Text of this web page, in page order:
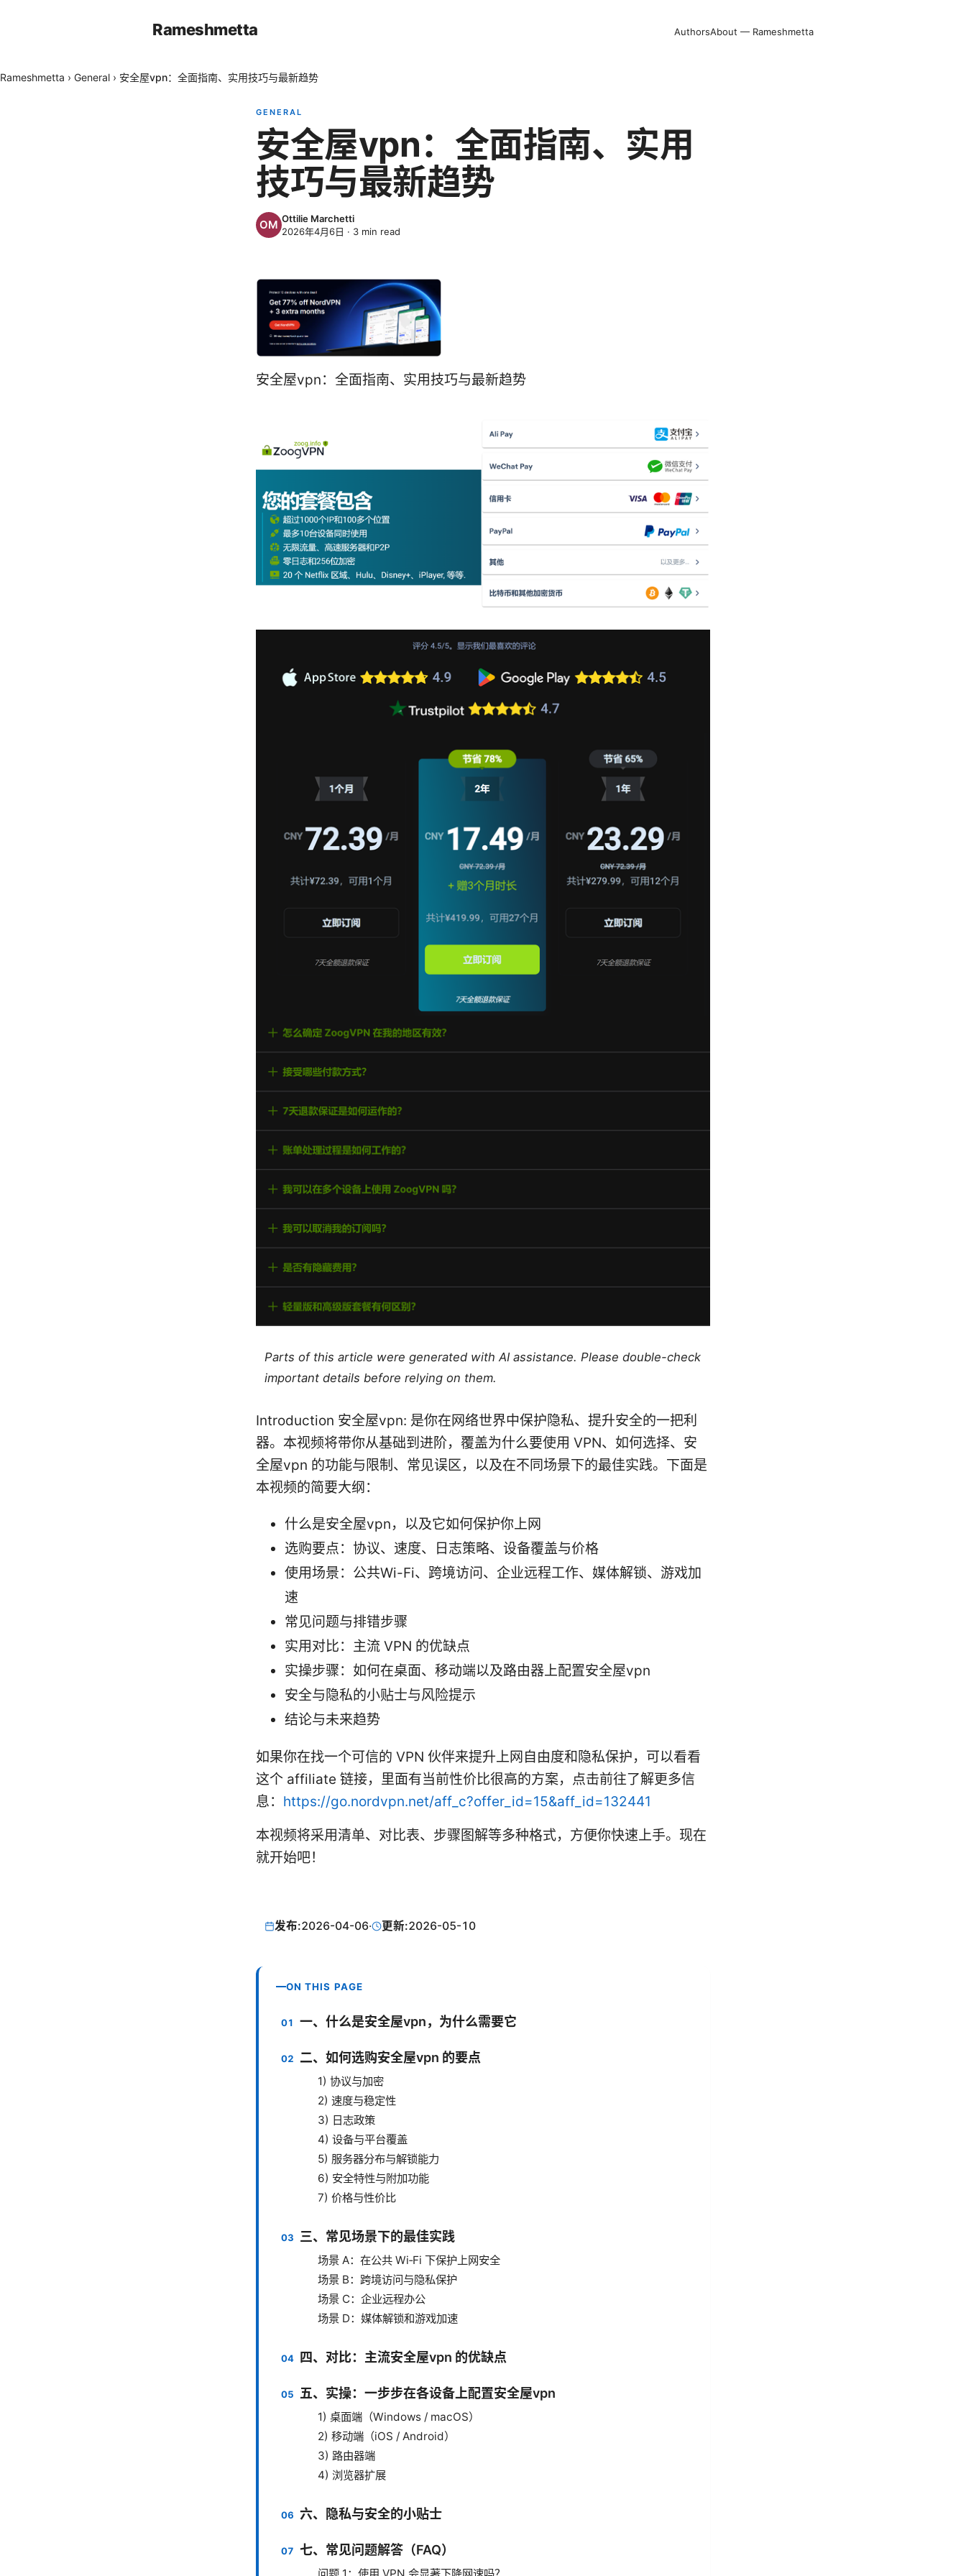
Rameshmetta AuthorsAbout — Rameshmetta
Rameshmetta › General › 安全屋vpn：全面指南、实用技巧与最新趋势
GENERAL
安全屋vpn：全面指南、实用
技巧与最新趋势
Ottilie Marchetti
2026年4月6日 · 3 min read
安全屋vpn：全面指南、实用技巧与最新趋势
Parts of this article were generated with AI assistance. Please double-check
important details before relying on them.
Introduction 安全屋vpn: 是你在网络世界中保护隐私、提升安全的一把利
器。本视频将带你从基础到进阶，覆盖为什么要使用 VPN、如何选择、安
全屋vpn 的功能与限制、常见误区，以及在不同场景下的最佳实践。下面是
本视频的简要大纲：
什么是安全屋vpn，以及它如何保护你上网
选购要点：协议、速度、日志策略、设备覆盖与价格
使用场景：公共Wi-Fi、跨境访问、企业远程工作、媒体解锁、游戏加
速
常见问题与排错步骤
实用对比：主流 VPN 的优缺点
实操步骤：如何在桌面、移动端以及路由器上配置安全屋vpn
安全与隐私的小贴士与风险提示
结论与未来趋势
如果你在找一个可信的 VPN 伙伴来提升上网自由度和隐私保护，可以看看
这个 affiliate 链接，里面有当前性价比很高的方案，点击前往了解更多信
息： https://go.nordvpn.net/aff_c?offer_id=15&aff_id=132441
本视频将采用清单、对比表、步骤图解等多种格式，方便你快速上手。现在
就开始吧！
发布:2026-04-06· 更新:2026-05-10
ON THIS PAGE
一、什么是安全屋vpn，为什么需要它
二、如何选购安全屋vpn 的要点
1) 协议与加密
2) 速度与稳定性
3) 日志政策
4) 设备与平台覆盖
5) 服务器分布与解锁能力
6) 安全特性与附加功能
7) 价格与性价比
三、常见场景下的最佳实践
场景 A：在公共 Wi‑Fi 下保护上网安全
场景 B：跨境访问与隐私保护
场景 C：企业远程办公
场景 D：媒体解锁和游戏加速
四、对比：主流安全屋vpn 的优缺点
五、实操：一步步在各设备上配置安全屋vpn
1) 桌面端（Windows / macOS）
2) 移动端（iOS / Android）
3) 路由器端
4) 浏览器扩展
六、隐私与安全的小贴士
七、常见问题解答（FAQ）